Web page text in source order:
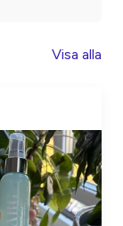
Visa alla